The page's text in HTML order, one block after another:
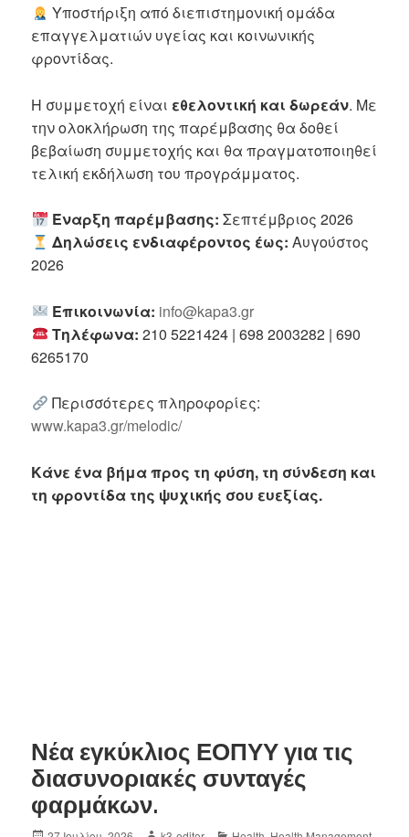
Υποστήριξη από διεπιστημονική ομάδα
επαγγελματιών υγείας και κοινωνικής
φροντίδας.
Η συμμετοχή είναι εθελοντική και δωρεάν. Με
την ολοκλήρωση της παρέμβασης θα δοθεί
βεβαίωση συμμετοχής και θα πραγματοποιηθεί
τελική εκδήλωση του προγράμματος.
Έναρξη παρέμβασης: Σεπτέμβριος 2026
Δηλώσεις ενδιαφέροντος έως: Αυγούστος
2026
Επικοινωνία: info@kapa3.gr
Τηλέφωνα: 210 5221424 | 698 2003282 | 690
6265170
Περισσότερες πληροφορίες:
www.kapa3.gr/melodic/
Κάνε ένα βήμα προς τη φύση, τη σύνδεση και
τη φροντίδα της ψυχικής σου ευεξίας.
Νέα εγκύκλιος ΕΟΠΥΥ για τις
διασυνοριακές συνταγές
φαρμάκων.